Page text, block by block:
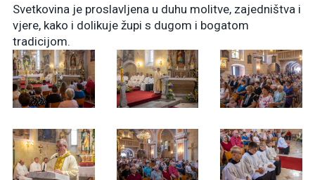
Svetkovina je proslavljena u duhu molitve, zajedništva i
vjere, kako i dolikuje župi s dugom i bogatom
tradicijom.